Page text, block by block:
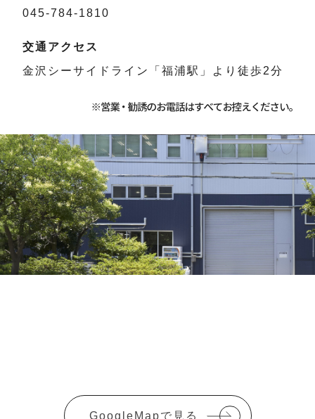
045-784-1810
交通アクセス
金沢シーサイドライン「福浦駅」より徒歩2分
GoogleMapで見る